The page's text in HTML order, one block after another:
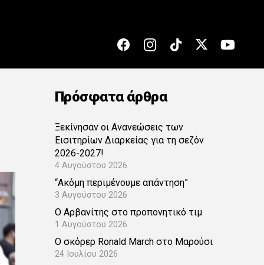
Πρόσφατα άρθρα
Ξεκίνησαν οι Ανανεώσεις των
Εισιτηρίων Διαρκείας για τη σεζόν
2026-2027!
4 Αυγούστου 2026
“Ακόμη περιμένουμε απάντηση”
3 Αυγούστου 2026
Ο Αρβανίτης στο προπονητικό τιμ
1 Αυγούστου 2026
Ο σκόρερ Ronald March στο Μαρούσι
24 Ιουλίου 2026